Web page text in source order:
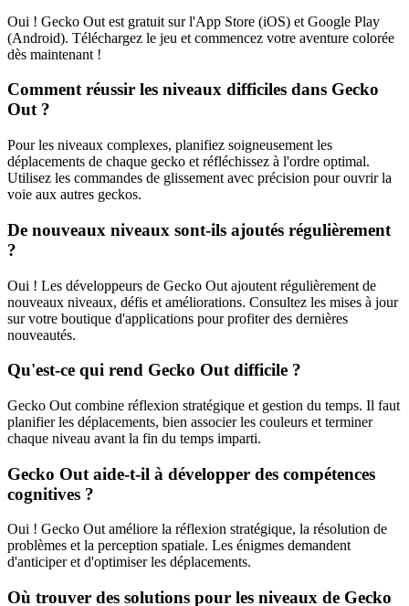
Oui ! Gecko Out est gratuit sur l'App Store (iOS) et Google Play
(Android). Téléchargez le jeu et commencez votre aventure colorée
dès maintenant !
Comment réussir les niveaux difficiles dans Gecko
Out ?
Pour les niveaux complexes, planifiez soigneusement les
déplacements de chaque gecko et réfléchissez à l'ordre optimal.
Utilisez les commandes de glissement avec précision pour ouvrir la
voie aux autres geckos.
De nouveaux niveaux sont-ils ajoutés régulièrement
?
Oui ! Les développeurs de Gecko Out ajoutent régulièrement de
nouveaux niveaux, défis et améliorations. Consultez les mises à jour
sur votre boutique d'applications pour profiter des dernières
nouveautés.
Qu'est-ce qui rend Gecko Out difficile ?
Gecko Out combine réflexion stratégique et gestion du temps. Il faut
planifier les déplacements, bien associer les couleurs et terminer
chaque niveau avant la fin du temps imparti.
Gecko Out aide-t-il à développer des compétences
cognitives ?
Oui ! Gecko Out améliore la réflexion stratégique, la résolution de
problèmes et la perception spatiale. Les énigmes demandent
d'anticiper et d'optimiser les déplacements.
Où trouver des solutions pour les niveaux de Gecko